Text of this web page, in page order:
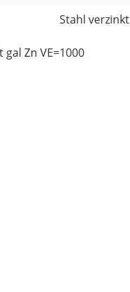
Stahl verzinkt
gal Zn VE=1000